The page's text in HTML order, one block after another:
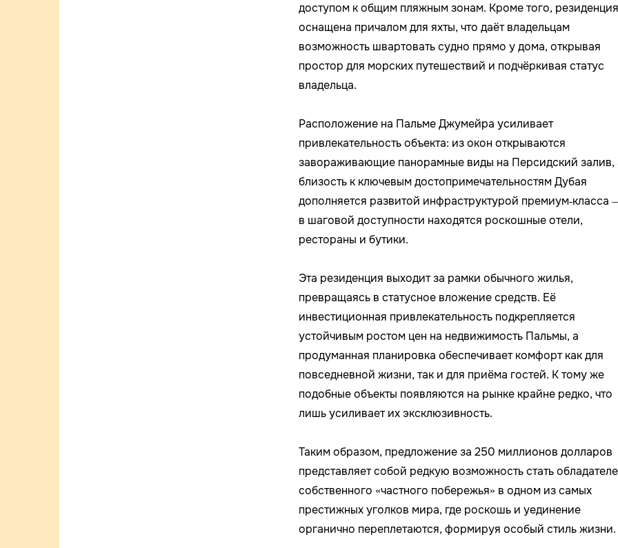
доступом к общим пляжным зонам. Кроме того, резиденция
оснащена причалом для яхты, что даёт владельцам
возможность швартовать судно прямо у дома, открывая
простор для морских путешествий и подчёркивая статус
владельца.
Расположение на Пальме Джумейра усиливает
привлекательность объекта: из окон открываются
завораживающие панорамные виды на Персидский залив,
близость к ключевым достопримечательностям Дубая
дополняется развитой инфраструктурой премиум‑класса
в шаговой доступности находятся роскошные отели,
рестораны и бутики.
Эта резиденция выходит за рамки обычного жилья,
превращаясь в статусное вложение средств. Её
инвестиционная привлекательность подкрепляется
устойчивым ростом цен на недвижимость Пальмы, а
продуманная планировка обеспечивает комфорт как для
повседневной жизни, так и для приёма гостей. К тому же
подобные объекты появляются на рынке крайне редко, что
лишь усиливает их эксклюзивность.
Таким образом, предложение за 250 миллионов долларов
представляет собой редкую возможность стать
собственного «частного побережья» в одном из самых
престижных уголков мира, где роскошь и уединение
органично переплетаются, формируя особый стиль жизни.